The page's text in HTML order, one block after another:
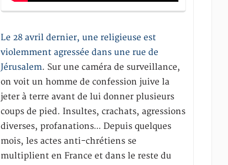
Le 28 avril dernier, une religieuse est
violemment agressée dans une rue de
Jérusalem. Sur une caméra de surveillance,
on voit un homme de confession juive la
jeter à terre avant de lui donner plusieurs
coups de pied. Insultes, crachats, agressions
diverses, profanations… Depuis quelques
mois, les actes anti-chrétiens se
multiplient en France et dans le reste du